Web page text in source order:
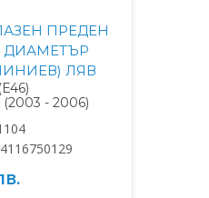
ПРЕДЕН
ДИАМЕТЪР
ЛЯВ
(2003 - 2006)